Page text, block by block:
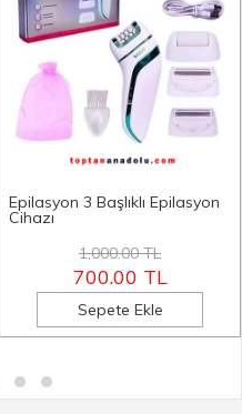
Epilasyon 3 Başlıklı Epilasyon
Cihazı
1,000.00 TL
700.00 TL
Sepete Ekle